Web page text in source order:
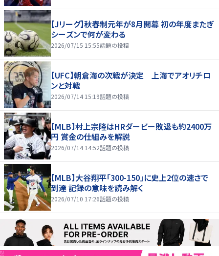
【Jリーグ】秋春制元年が8月開幕 初の年度またぎ
シーズンで何が変わる
2026/07/15 15:55話題の投稿
【UFC】朝倉海の次戦が決定 上海でアオリチロ
ンと対戦
2026/07/14 15:19話題の投稿
【MLB】村上宗隆はHRダービー敗退も約2400万
円 賞金の仕組みを解説
2026/07/14 14:52話題の投稿
【MLB】大谷翔平「300-150」に史上2位の速さで
到達 記録の意味を読み解く
2026/07/10 17:26話題の投稿